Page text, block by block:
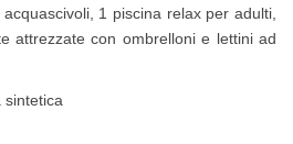
1 piscina relax per adulti,
attrezzate con ombrelloni e lettini ad
sintetica